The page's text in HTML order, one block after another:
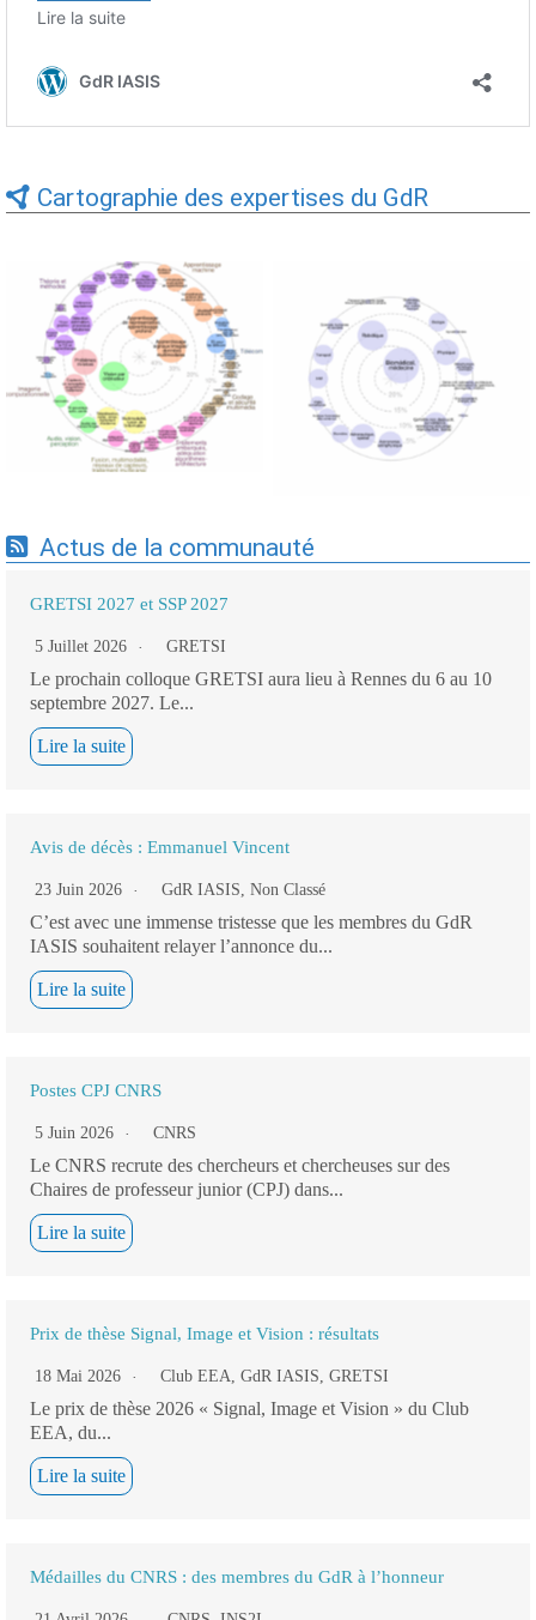
Cartographie des expertises du GdR
Expertises du GdR -
cartographie par Axes -
19/09/2025
Expertises du GdR -
cartographie par mots-clés
applicatifs - 19/09/2025
Actus de la communauté
GRETSI 2027 et SSP 2027
5 Juillet 2026 GRETSI
Le prochain colloque GRETSI aura lieu à Rennes du 6 au 10
septembre 2027. Le...
Lire la suite
Avis de décès : Emmanuel Vincent
23 Juin 2026 GdR IASIS, Non Classé
C’est avec une immense tristesse que les membres du GdR
IASIS souhaitent relayer l’annonce du...
Lire la suite
Postes CPJ CNRS
5 Juin 2026 CNRS
Le CNRS recrute des chercheurs et chercheuses sur des
Chaires de professeur junior (CPJ) dans...
Lire la suite
Prix de thèse Signal, Image et Vision : résultats
18 Mai 2026 Club EEA, GdR IASIS, GRETSI
Le prix de thèse 2026 « Signal, Image et Vision » du Club
EEA, du...
Lire la suite
Médailles du CNRS : des membres du GdR à l’honneur